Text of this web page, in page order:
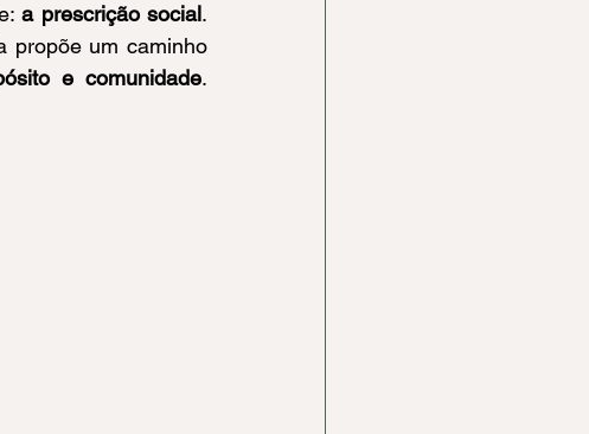
a prescrição social.
propõe um caminho
e comunidade.